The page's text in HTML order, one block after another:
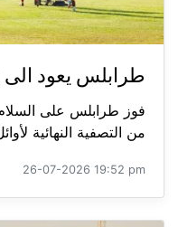
طرابلس يعود الى
من التصفية النهائية
26-07-2026 19:52 pm